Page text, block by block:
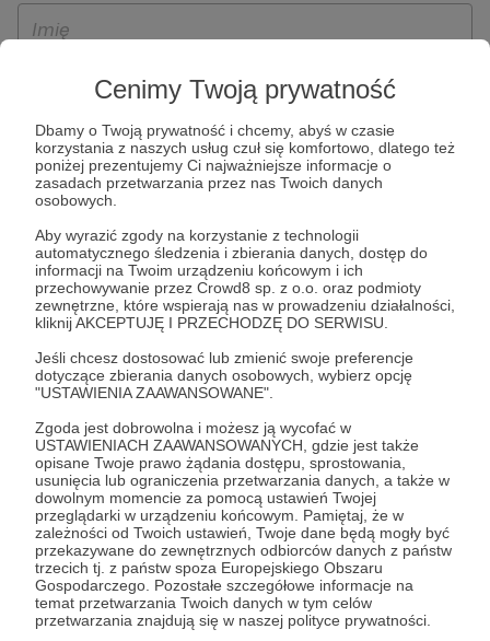
Cenimy Twoją prywatność
Dbamy o Twoją prywatność i chcemy, abyś w czasie
korzystania z naszych usług czuł się komfortowo, dlatego też
poniżej prezentujemy Ci najważniejsze informacje o
zasadach przetwarzania przez nas Twoich danych
osobowych.
Aby wyrazić zgody na korzystanie z technologii
automatycznego śledzenia i zbierania danych, dostęp do
informacji na Twoim urządzeniu końcowym i ich
przechowywanie przez Crowd8 sp. z o.o. oraz podmioty
zewnętrzne, które wspierają nas w prowadzeniu działalności,
kliknij AKCEPTUJĘ I PRZECHODZĘ DO SERWISU.
Jeśli chcesz dostosować lub zmienić swoje preferencje
dotyczące zbierania danych osobowych, wybierz opcję
"USTAWIENIA ZAAWANSOWANE".
Zgoda jest dobrowolna i możesz ją wycofać w
USTAWIENIACH ZAAWANSOWANYCH, gdzie jest także
opisane Twoje prawo żądania dostępu, sprostowania,
usunięcia lub ograniczenia przetwarzania danych, a także w
dowolnym momencie za pomocą ustawień Twojej
przeglądarki w urządzeniu końcowym. Pamiętaj, że w
zależności od Twoich ustawień, Twoje dane będą mogły być
przekazywane do zewnętrznych odbiorców danych z państw
trzecich tj. z państw spoza Europejskiego Obszaru
Gospodarczego. Pozostałe szczegółowe informacje na
temat przetwarzania Twoich danych w tym celów
przetwarzania znajdują się w naszej polityce prywatności.
Patronite.pl, w tym możliwości dokonywania oraz
otrzymywania wsparcia na naszej platformie oraz
ich przenoszenia, niepodlegania zautomatyzowanemu
wyrażenia sprzeciwu wobec przetwarzania Twoich danych
osobowych. Rejestracja dla osób niepełnoletnich możliwa
jest po przekazaniu podpisanego formularza "Zgodna na
założenie konta przez osobę niepełnoletnią", formularz
dostępny jest na stronie regulaminu Patronite.pl.
* Zapoznałem się i akceptujęRegulaminserwisu oraz
Prywatności.
* Wyrażam zgodę na przetwarzanie moich danych
osobowych podanych w formularzu rejestracyjnym w celu
prawidłowego świadczenia usług serwisu Patronite.
Wyrażam zgodę na otrzymywanie drogą elektroniczną
informacji handlowych - newslettera. Opcja ta może zostać
zmieniona w ustawieniach konta.